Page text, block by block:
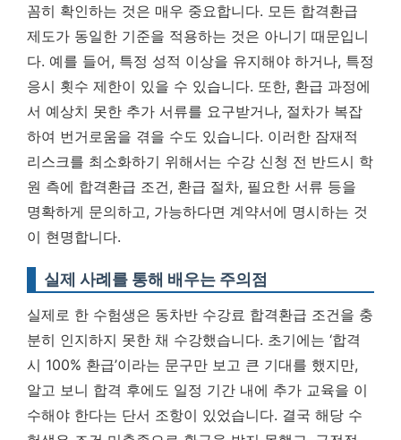
꼼히 확인하는 것은 매우 중요합니다. 모든 합격환급
제도가 동일한 기준을 적용하는 것은 아니기 때문입니
다. 예를 들어, 특정 성적 이상을 유지해야 하거나, 특정
응시 횟수 제한이 있을 수 있습니다. 또한, 환급 과정에
서 예상치 못한 추가 서류를 요구받거나, 절차가 복잡
하여 번거로움을 겪을 수도 있습니다. 이러한 잠재적
리스크를 최소화하기 위해서는 수강 신청 전 반드시 학
원 측에 합격환급 조건, 환급 절차, 필요한 서류 등을
명확하게 문의하고, 가능하다면 계약서에 명시하는 것
이 현명합니다.
실제 사례를 통해 배우는 주의점
실제로 한 수험생은 동차반 수강료 합격환급 조건을 충
분히 인지하지 못한 채 수강했습니다. 초기에는 ‘합격
시 100% 환급’이라는 문구만 보고 큰 기대를 했지만,
알고 보니 합격 후에도 일정 기간 내에 추가 교육을 이
수해야 한다는 단서 조항이 있었습니다. 결국 해당 수